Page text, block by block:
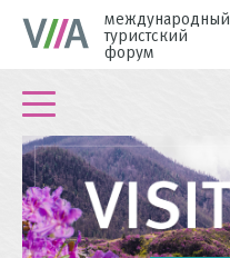
международный
туристский
форум